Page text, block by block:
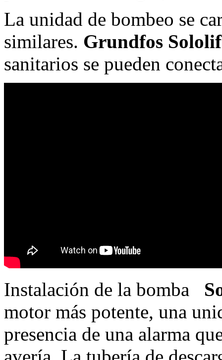
La unidad de bombeo se
similares. Grundfos
sanitarios se pueden
Instalación de la bomba
motor más potente, una
presencia de una alarma